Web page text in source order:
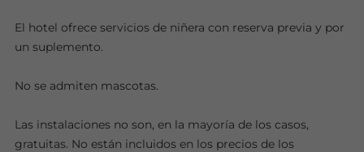
El hotel ofrece servicios de niñera con reserva previa y por
un suplemento.
No se admiten mascotas.
Las instalaciones no son, en la mayoría de los casos,
gratuitas. No están incluidos en los precios de los